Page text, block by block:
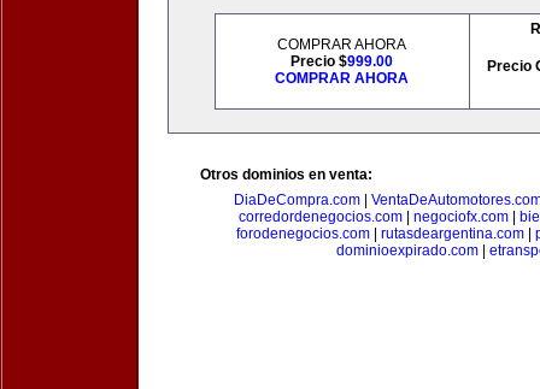
COMPRAR AHORA
Precio $999.00
COMPRAR AHORA
Precio
Otros dominios en venta:
DiaDeCompra.com|
corredordenegocios.com
negociofx.com
forodenegocios.com| rutasdeargentina.com|
dominioexpirado.com|